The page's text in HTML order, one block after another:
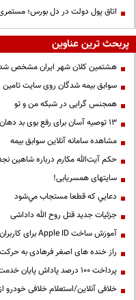
اتاق پول دولت در دل بورس؛
پربحث ترین عناوین
هشتمین کلان شهر ایران مشخص
سوابق بیمه شدگان روی سایت تامین
همجنس گرایی در شبکه من و تو
13 توصیه آسان برای رفع بوی بد دهان
مشاهده سامانه آنلاين سوابق بیمه
حكم آيت‌الله مكارم درباره شاهين
سایتهای همسریابی!
دعايي كه قطعا مستجاب مي‌شود
جزئیات جدید قتل روح الله داداشی
آموزش ساخت Apple ID برای کاربران ایرانی
راز خنده های اصغر فرهادی به
پرداخت ۱۰۰ درصد پاداش پایان خدمت فرهنگیان
خلافی آنلاین/استعلام خلافی خودرو